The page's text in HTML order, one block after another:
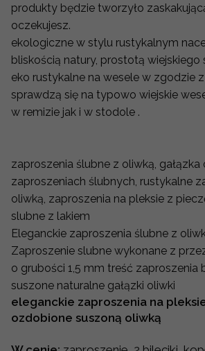
produkty będzie tworzyło
oczekujesz.
ekologiczne w stylu rustykalnym
bliskością natury, prostotą wiejskiego
eko rustykalne na wesele w zgodzie
sprawdzą się na typowo wiejskie
w remizie jak i w stodole .
zaproszenia ślubne z oliwką, gałązka
zaproszeniach ślubnych, rustykalne
oliwką, zaproszenia na pleksie z
slubne z lakiem
Eleganckie zaproszenia ślubne z
Zaproszenie slubne wykonane z
o grubości 1,5 mm treść zaproszenia
suszone naturalne gałązki oliwki
eleganckie zaproszenia na
ozdobione suszoną oliwką